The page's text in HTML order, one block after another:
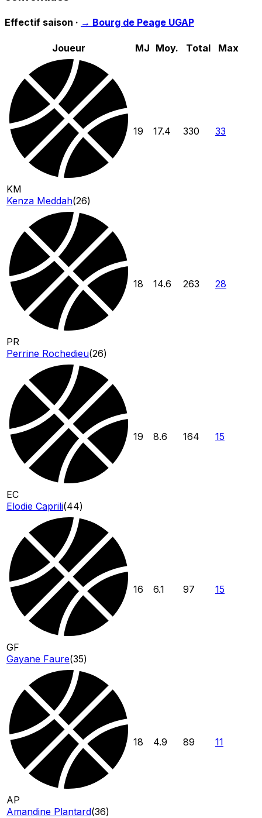
Effectif saison · → Bourg de Peage UGAP
Joueur MJ Moy. Total Max
KM
Kenza Meddah(26)
19 17.4 330 33
PR
Perrine Rochedieu(26)
18 14.6 263 28
EC
Elodie Caprili(44)
19 8.6 164 15
GF
Gayane Faure(35)
16 6.1 97 15
AP
Amandine Plantard(36)
18 4.9 89 11